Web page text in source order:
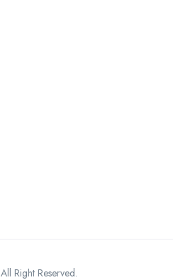
All Right Reserved.